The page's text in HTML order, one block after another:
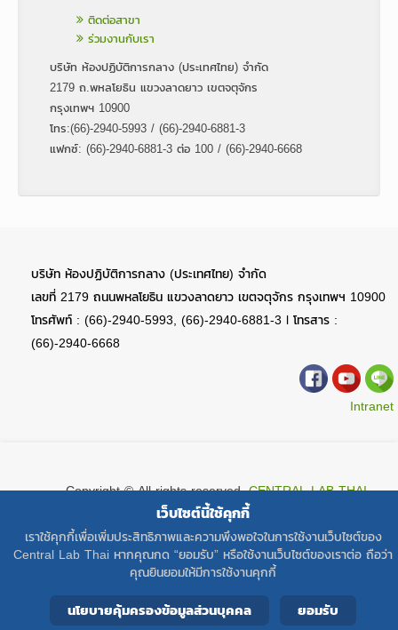
ติดต่อสาขา
ร่วมงานกับเรา
บริษัท ห้องปฏิบัติการกลาง (ประเทศไทย) จำกัด
2179 ถ.พหลโยธิน แขวงลาดยาว เขตจตุจักร
กรุงเทพฯ 10900
โทร:(66)-2940-5993 / (66)-2940-6881-3
แฟกซ์: (66)-2940-6881-3 ต่อ 100 / (66)-2940-6668
บริษัท ห้องปฏิบัติการกลาง (ประเทศไทย) จำกัด
เลขที่ 2179 ถนนพหลโยธิน แขวงลาดยาว เขตจตุจักร กรุงเทพฯ 10900
โทรศัพท์ : (66)-2940-5993, (66)-2940-6881-3 l โทรสาร :
(66)-2940-6668
Intranet
เว็บไซต์นี้ใช้คุกกี้
เราใช้คุกกี้เพื่อเพิ่มประสิทธิภาพและความพึงพอใจในการใช้งานเว็บไซต์ของ
Central Lab Thai หากคุณกด “ยอมรับ” หรือใช้งานเว็บไซต์ของเราต่อ ถือว่า
คุณยินยอมให้มีการใช้งานคุกกี้
นโยบายคุ้มครองข้อมูลส่วนบุคคล ยอมรับ
Copyright © All rights reserved.CENTRAL LAB THAI